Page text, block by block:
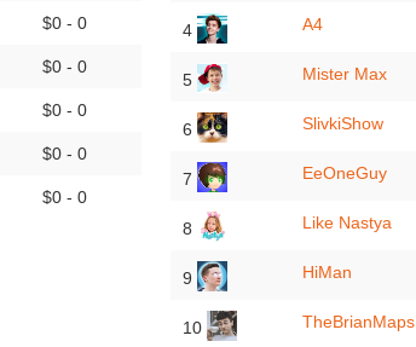
$0 - 0
$0 - 0
$0 - 0
$0 - 0
$0 - 0
4 A4
5 Mister Max
6 SlivkiShow
7 EeOneGuy
8 Like Nastya
9 HiMan
10 TheBrianMaps